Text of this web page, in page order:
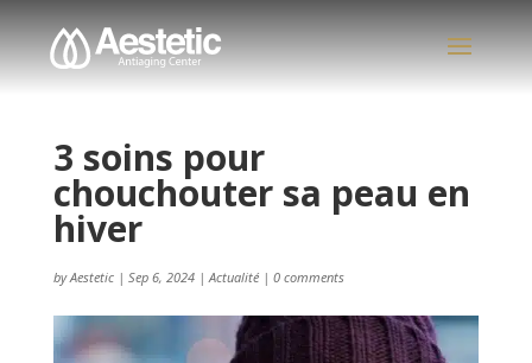
3 soins pour
chouchouter sa peau en
hiver
byAestetic| Sep 6, 2024|Actualité| 0 comments